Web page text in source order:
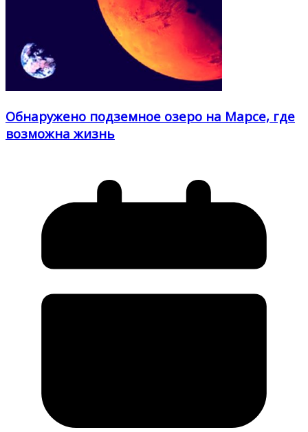
Обнаружено подземное озеро на Марсе, где
возможна жизнь